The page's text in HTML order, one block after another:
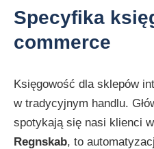
Specyfika
commerce
Księgowość dla sklepów
w tradycyjnym handlu.
spotykają się nasi klienci w
Regnskab, to